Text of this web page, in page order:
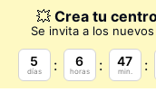
💥 Crea tu
Se invita a los
5
días
6
horas
47
min.